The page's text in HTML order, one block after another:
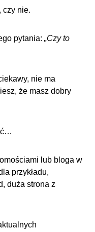
czy nie.
pytania: „Czy to
nie ma
że masz dobry
lub bloga w
przykładu,
, duża strona z